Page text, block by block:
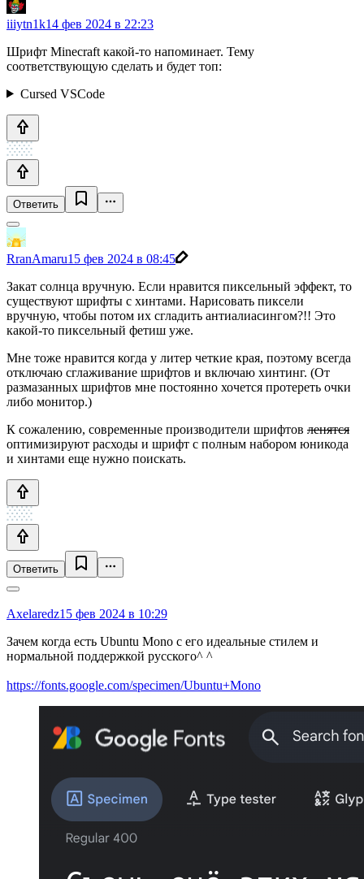
iiiytn1k14 фев 2024 в 22:23
Шрифт Minecraft какой-то напоминает. Тему
соответствующую сделать и будет топ:
Cursed VSCode
Ответить
RranAmaru15 фев 2024 в 08:45
Закат солнца вручную. Если нравится пиксельный эффект, то
существуют шрифты с хинтами. Нарисовать пиксели
вручную, чтобы потом их сгладить антиалиасингом?!! Это
какой-то пиксельный фетиш уже.
Мне тоже нравится когда у литер четкие края, поэтому всегда
отключаю сглаживание шрифтов и включаю хинтинг. (От
размазанных шрифтов мне постоянно хочется протереть очки
либо монитор.)
К сожалению, современные производители шрифтов ленятся
оптимизируют расходы и шрифт с полным набором юникода
и хинтами еще нужно поискать.
Ответить
Axelaredz15 фев 2024 в 10:29
Зачем когда есть Ubuntu Mono с его идеальные стилем и
нормальной поддержкой русского^ ^
https://fonts.google.com/specimen/Ubuntu+Mono